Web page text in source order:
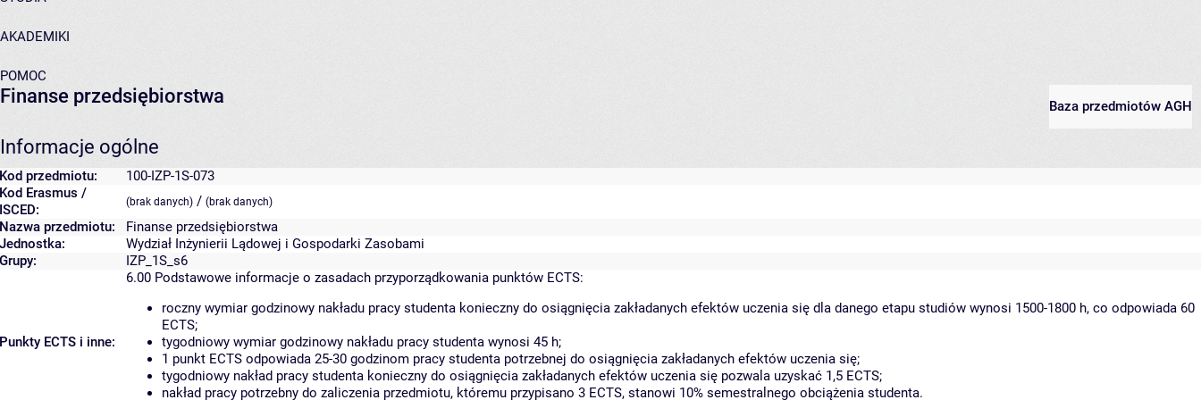
AKADEMIKI
POMOC
Baza przedmiotów AGH
Finanse przedsiębiorstwa
Informacje ogólne
Kod przedmiotu:
100-IZP-1S-073
Kod Erasmus /
ISCED:
(brak danych) / (brak danych)
Nazwa przedmiotu:
Finanse przedsiębiorstwa
Jednostka:
Wydział Inżynierii Lądowej i Gospodarki Zasobami
Grupy:
IZP_1S_s6
Punkty ECTS i inne:
6.00 Podstawowe informacje o zasadach przyporządkowania punktów ECTS:
roczny wymiar godzinowy nakładu pracy studenta konieczny do osiągnięcia zakładanych efektów uczenia się dla danego etapu studiów wynosi 1500-1800 h, co odpowiada 60
ECTS;
tygodniowy wymiar godzinowy nakładu pracy studenta wynosi 45 h;
1 punkt ECTS odpowiada 25-30 godzinom pracy studenta potrzebnej do osiągnięcia zakładanych efektów uczenia się;
tygodniowy nakład pracy studenta konieczny do osiągnięcia zakładanych efektów uczenia się pozwala uzyskać 1,5 ECTS;
nakład pracy potrzebny do zaliczenia przedmiotu, któremu przypisano 3 ECTS, stanowi 10% semestralnego obciążenia studenta.